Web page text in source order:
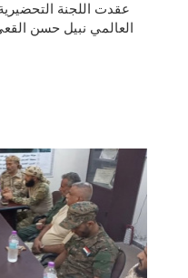
عقدت اللجنة
العالمي نبيل حسن